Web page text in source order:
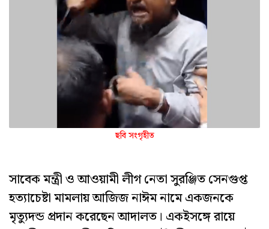
ছবি সংগৃহীত
সাবেক মন্ত্রী ও আওয়ামী লীগ নেতা সুরঞ্জিত সেনগুপ্ত
হত্যাচেষ্টা মামলায় আজিজ নাঈম নামে একজনকে
মৃত্যুদন্ড প্রদান করেছেন আদালত। একইসঙ্গে রায়ে